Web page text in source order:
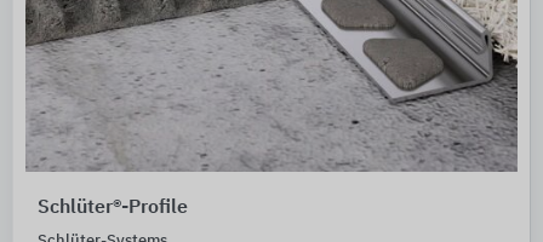
Schlüter®-Profile